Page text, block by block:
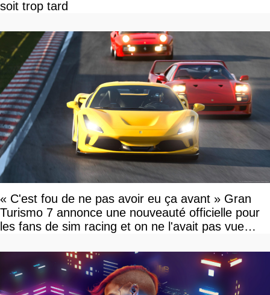
soit trop tard
« C'est fou de ne pas avoir eu ça avant » Gran
Turismo 7 annonce une nouveauté officielle pour
les fans de sim racing et on ne l'avait pas vue